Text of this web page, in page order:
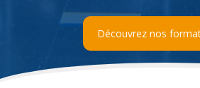
Découvrez nos